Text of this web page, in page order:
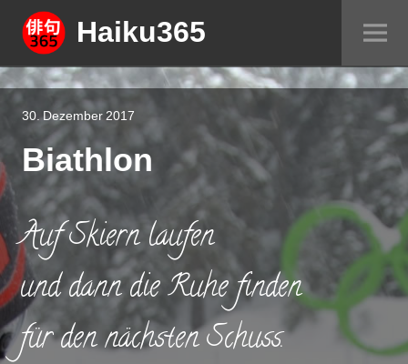
Springe
zum
Inhalt
Haiku365
30. Dezember 2017
Biathlon
Auf Skiern laufen
und dann die Ruhe finden
für den nächsten Schuss.